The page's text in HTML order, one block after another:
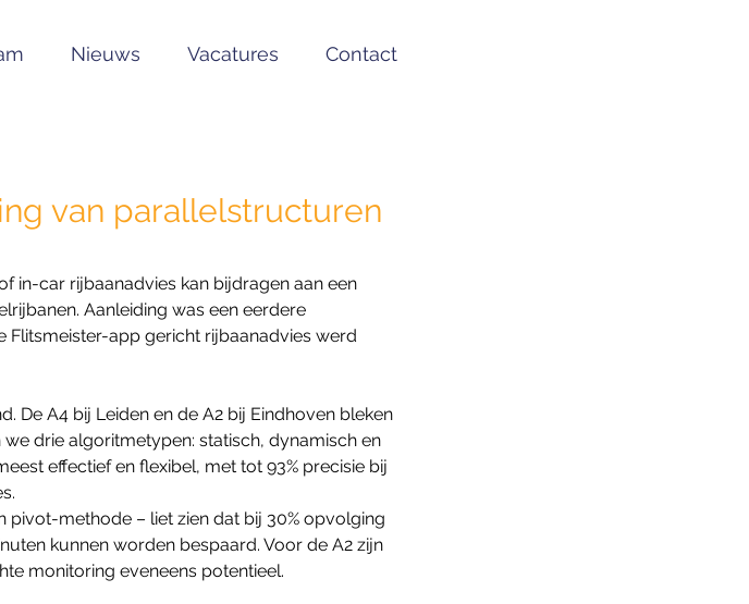
Nieuws Vacatures Contact
van parallelstructuren
in-car rijbaanadvies kan bijdragen aan een
Aanleiding was een eerdere
app gericht rijbaanadvies werd
De A4 bij Leiden en de A2 bij Eindhoven bleken
drie algoritmetypen: statisch, dynamisch en
effectief en flexibel, met tot 93% precisie bij
methode – liet zien dat bij 30% opvolging
kunnen worden bespaard. Voor de A2 zijn
monitoring eveneens potentieel.